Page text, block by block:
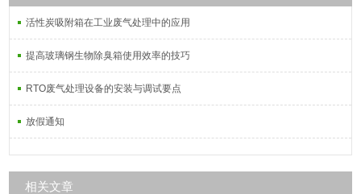
活性炭吸附箱在工业废气处理中的应用
提高玻璃钢生物除臭箱使用效率的技巧
RTO废气处理设备的安装与调试要点
放假通知
相关文章